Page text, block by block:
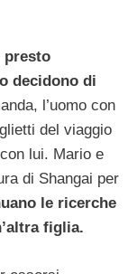
presto
decidono di
l’uomo con
del viaggio
lui. Mario e
di Shangai per
le ricerche
figlia.